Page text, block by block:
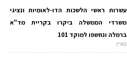
עשרות ראשי הלשכות הדו-לאומיות ונציגי
משרדי הממשלה ביקרו בקריית מד"א
ברמלה ונחשפו למוקד 101
בארץ